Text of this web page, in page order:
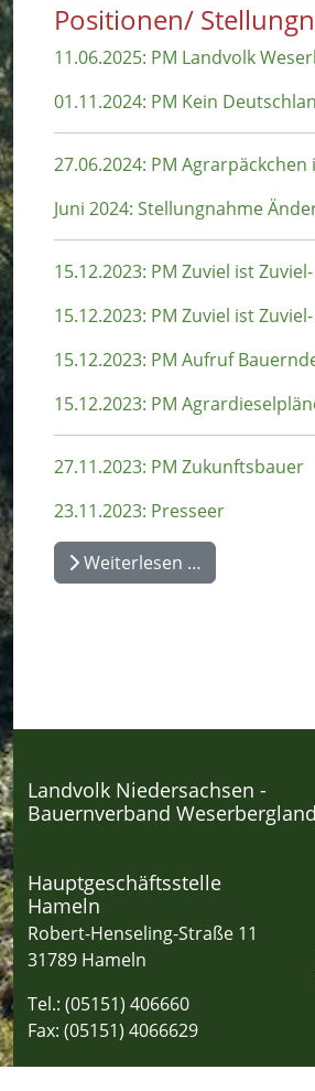
Positionen/
11.06.2025: PM Landvolk
01.11.2024: PM Kein
27.06.2024: PM
Juni 2024: Stellungnahme
15.12.2023: PM Zuviel ist
15.12.2023: PM Zuviel ist
15.12.2023: PM Aufruf
15.12.2023: PM
27.11.2023: PM Zukunftsbauer
23.11.2023: Presseer
Weiterlesen …
Landvolk Niedersachsen -
Bauernverband
Hauptgeschäftsstelle
Hameln
Robert-Henseling-Straße 11
31789 Hameln
Tel.: (05151) 406660
Fax: (05151) 4066629